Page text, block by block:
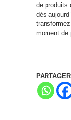
de produits
dès
moment de